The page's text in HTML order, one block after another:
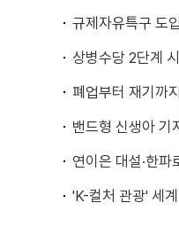
규제자유특구 도
상병수당 2단계
폐업부터 재기까
밴드형 신생아 기
연이은 대설·한
'K-컬처 관광' 세